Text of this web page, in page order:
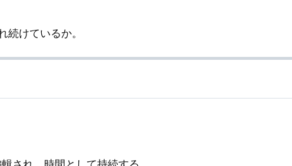
続けているか。